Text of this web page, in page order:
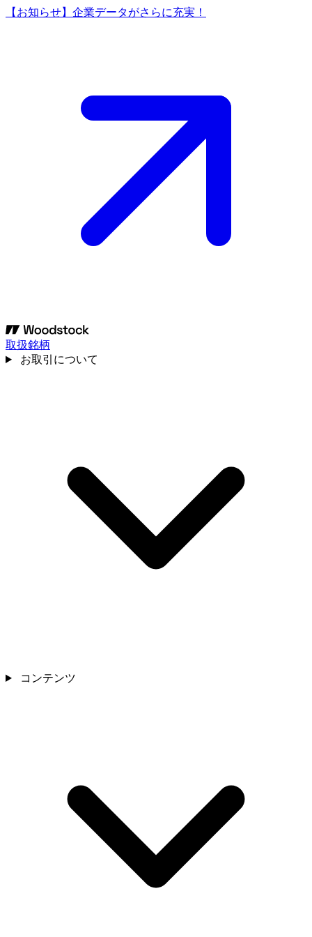
【お知らせ】企業データがさらに充実！
取扱銘柄
お取引について
コンテンツ